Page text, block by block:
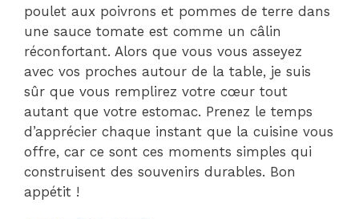
poulet aux poivrons et pommes de terre dans
une sauce tomate est comme un câlin
réconfortant. Alors que vous vous asseyez
avec vos proches autour de la table, je suis
sûr que vous remplirez votre cœur tout
autant que votre estomac. Prenez le temps
d’apprécier chaque instant que la cuisine vous
offre, car ce sont ces moments simples qui
construisent des souvenirs durables. Bon
appétit !